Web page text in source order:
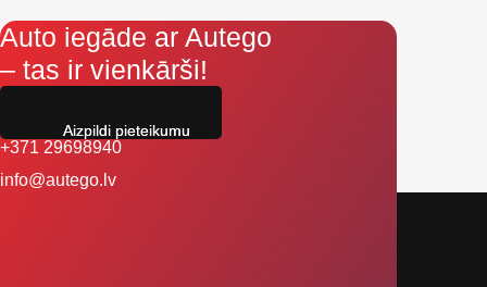
Auto iegāde ar Autego
– tas ir vienkārši!
+371 29698940
info@autego.lv